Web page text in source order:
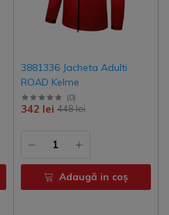
3881336 Jacheta Adulti
ROAD Kelme
(0)
448 lei
342 lei
Adaugă in coş